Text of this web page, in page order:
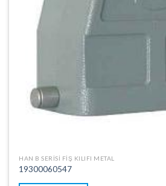
HAN B SERISI FIŞ KILIFI METAL
19300060547